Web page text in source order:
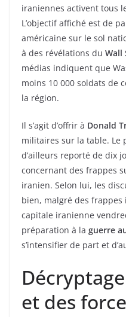
iraniennes activent tous
L’objectif affiché est de
américaine sur le sol
à des révélations du Wall
médias indiquent que
moins 10 000 soldats de
la région.
Il s’agit d’offrir à Donald
militaires sur la table. Le
d’ailleurs reporté de dix
concernant des frappes
iranien. Selon lui, les
bien, malgré des
capitale iranienne
préparation à la guerre
s’intensifier de part et
et des